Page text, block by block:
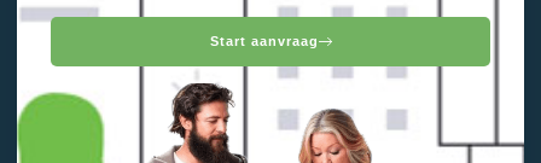
Start aanvraag